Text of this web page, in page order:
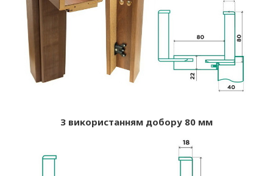
З використанням добору 80 мм